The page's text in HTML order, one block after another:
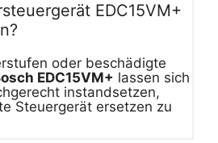
EDC15VM+
oder beschädigte
EDC15VM+ lassen sich
instandsetzen,
Steuergerät ersetzen zu